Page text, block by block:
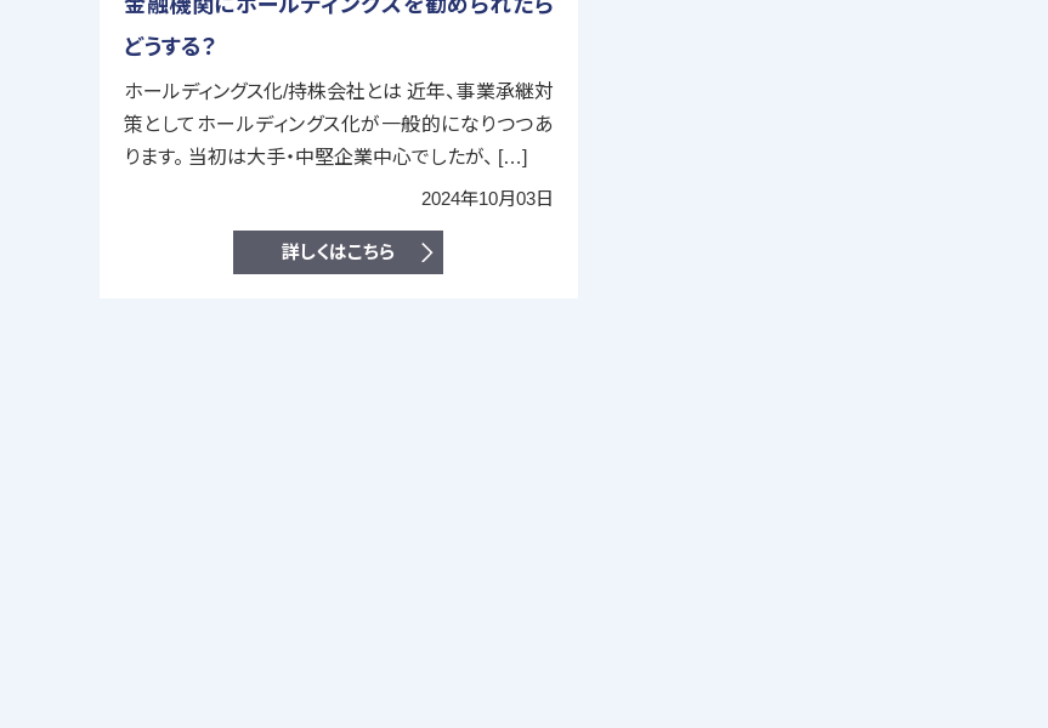
金融機関にホールディングスを勧められたら
どうする？
ホールディングス化/持株会社とは 近年、事業承継対
策としてホールディングス化が一般的になりつつあ
ります。 当初は大手・中堅企業中心でしたが、 […]
2024年10月03日
詳しくはこちら